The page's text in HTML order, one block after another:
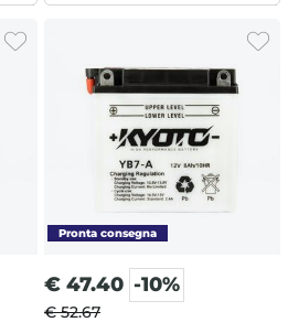
€ 47.40 -10%
€ 52.67